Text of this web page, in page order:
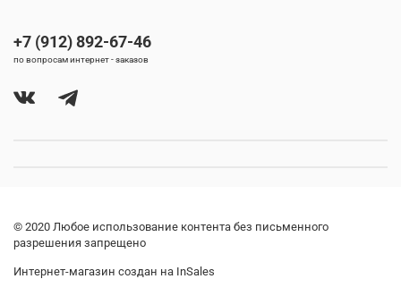
+7 (912) 892-67-46
по вопросам интернет - заказов
© 2020 Любое использование контента без письменного
разрешения запрещено
Интернет-магазин создан на InSales